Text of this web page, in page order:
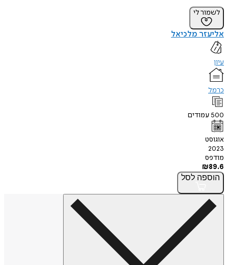
לשמור לי
אליעזר מלכיאל
עיון
כרמל
500 עמודים
אוגוסט
2023
מודפס
₪89.6
הוספה לסל